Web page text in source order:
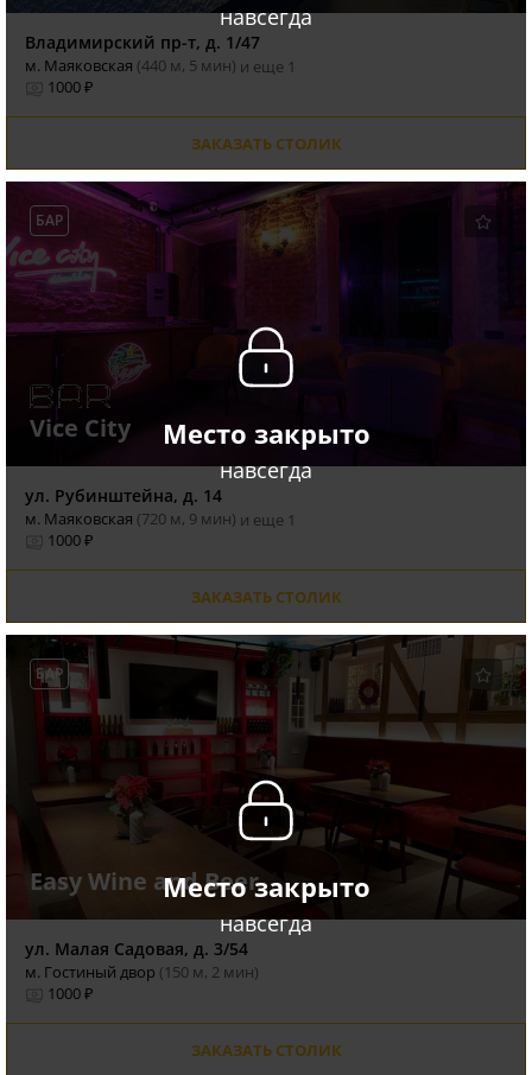
навсегда
Владимирский пр-т, д. 1/47
м. Маяковская (440 м, 5 мин) и еще 1
1000 ₽
ЗАКАЗАТЬ СТОЛИК
Место закрыто
навсегда
БАР
Vice City
ул. Рубинштейна, д. 14
м. Маяковская (720 м, 9 мин) и еще 1
1000 ₽
ЗАКАЗАТЬ СТОЛИК
Место закрыто
навсегда
БАР
Easy Wine and Beer
ул. Малая Садовая, д. 3/54
м. Гостиный двор (150 м, 2 мин)
1000 ₽
ЗАКАЗАТЬ СТОЛИК